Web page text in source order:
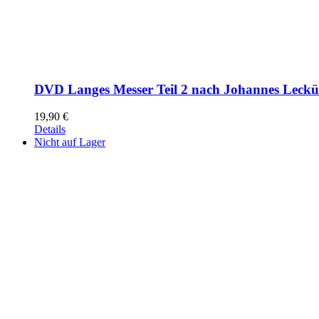
DVD Langes Messer Teil 2 nach Johannes
19,90 €
Details
Nicht auf Lager